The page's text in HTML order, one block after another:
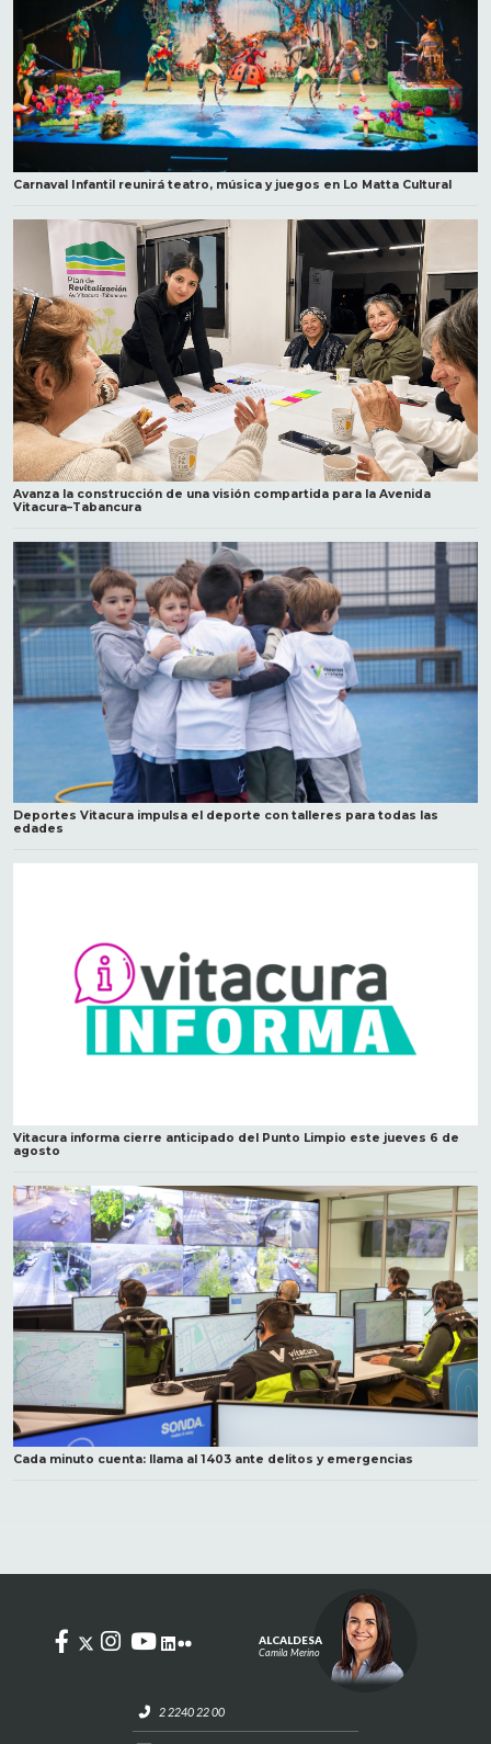
Carnaval Infantil reunirá teatro, música y juegos en Lo Matta Cultural
Avanza la construcción de una visión compartida para la Avenida
Vitacura–Tabancura
Deportes Vitacura impulsa el deporte con talleres para todas las
edades
Vitacura informa cierre anticipado del Punto Limpio este jueves 6 de
agosto
Cada minuto cuenta: llama al 1403 ante delitos y emergencias
2 2240 22 00
ALCALDESA
Camila Merino